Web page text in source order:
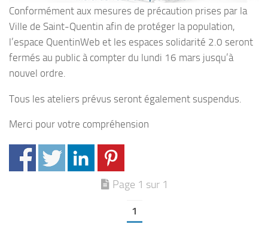
Conformément aux mesures de précaution prises par la
Ville de Saint-Quentin afin de protéger la population,
l’espace QuentinWeb et les espaces solidarité 2.0 seront
fermés au public à compter du lundi 16 mars jusqu’à
nouvel ordre.
Tous les ateliers prévus seront également suspendus.
Merci pour votre compréhension
Page 1 sur 1
1